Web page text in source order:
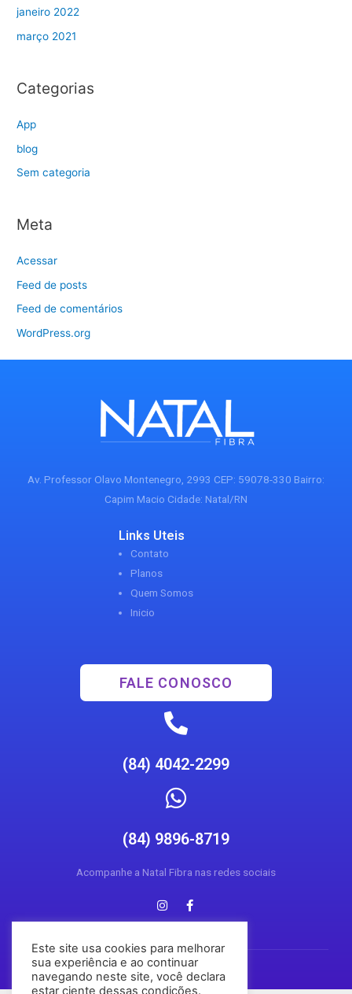
janeiro 2022
março 2021
Categorias
App
blog
Sem categoria
Meta
Acessar
Feed de posts
Feed de comentários
WordPress.org
Av. Professor Olavo Montenegro, 2993 CEP: 59078-330 Bairro:
Capim Macio Cidade: Natal/RN
Links Uteis
Contato
Planos
Quem Somos
Inicio
FALE CONOSCO
(84) 4042-2299
(84) 9896-8719
Acompanhe a Natal Fibra nas redes sociais
Este site usa cookies para melhorar
sua experiência e ao continuar
navegando neste site, você declara
estar ciente dessas condições.